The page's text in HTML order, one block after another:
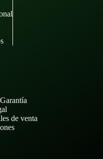
de venta